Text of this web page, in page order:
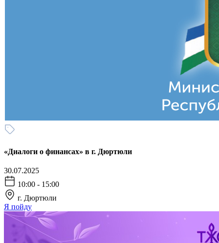
«Диалоги о финансах» в г. Дюртюли
30.07.2025
10:00 - 15:00
г. Дюртюли
Я пойду